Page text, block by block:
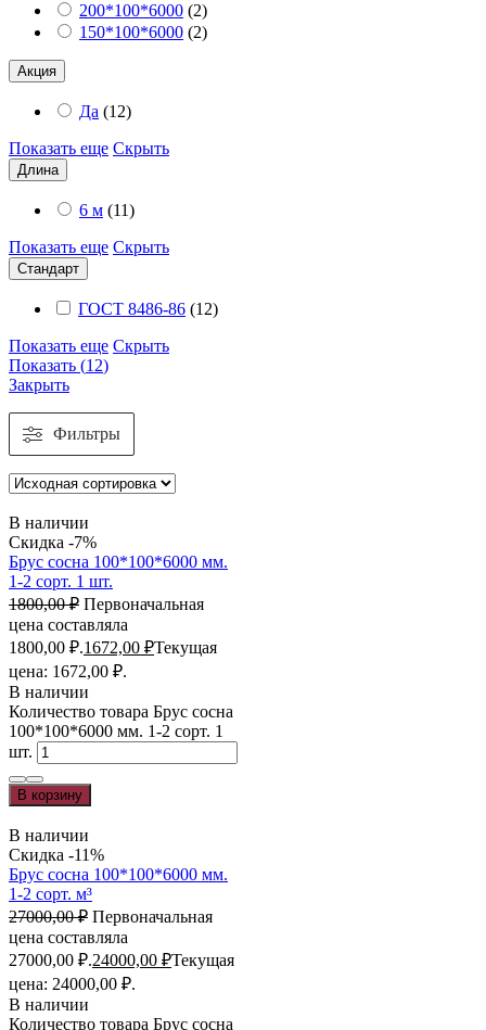
200*100*6000 (2)
150*100*6000 (2)
Акция
Да (12)
Показать еще Скрыть
Длина
6 м (11)
Показать еще Скрыть
Стандарт
ГОСТ 8486-86 (12)
Показать еще Скрыть
Показать (12)
Закрыть
Фильтры
В наличии
Скидка -7%
Брус сосна 100*100*6000 мм.
1-2 сорт. 1 шт.
1800,00₽ Первоначальная
цена составляла
1800,00 ₽.1672,00 ₽Текущая
цена: 1672,00 ₽.
В наличии
Количество товара Брус сосна
100*100*6000 мм. 1-2 сорт. 1
шт.
В корзину
В наличии
Скидка -11%
Брус сосна 100*100*6000 мм.
1-2 сорт. м³
27000,00₽ Первоначальная
цена составляла
27000,00 ₽.24000,00 ₽Текущая
цена: 24000,00 ₽.
В наличии
Количество товара Брус сосна